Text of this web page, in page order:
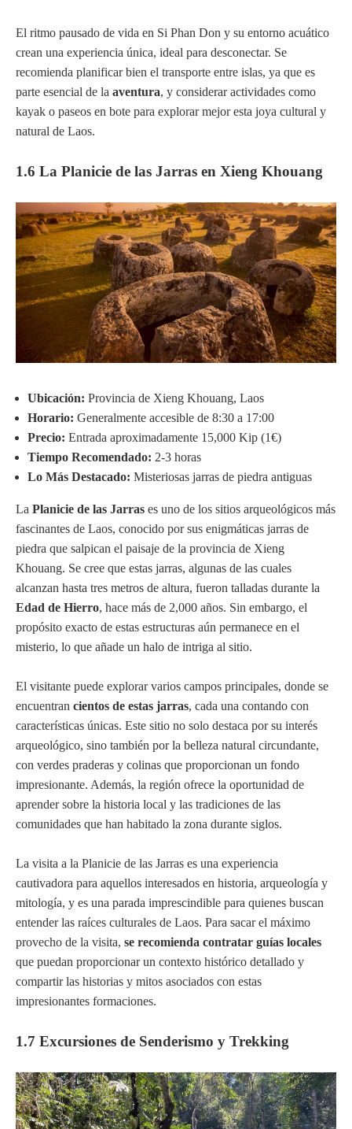
El ritmo pausado de vida en Si Phan Don y su entorno acuático
crean una experiencia única, ideal para desconectar. Se
recomienda planificar bien el transporte entre islas, ya que es
parte esencial de la aventura, y considerar actividades como
kayak o paseos en bote para explorar mejor esta joya cultural y
natural de Laos.
1.6 La Planicie de las Jarras en Xieng Khouang
Ubicación: Provincia de Xieng Khouang, Laos
Horario: Generalmente accesible de 8:30 a 17:00
Precio: Entrada aproximadamente 15,000 Kip (1€)
Tiempo Recomendado: 2-3 horas
Lo Más Destacado: Misteriosas jarras de piedra antiguas
La Planicie de las Jarras es uno de los sitios arqueológicos más
fascinantes de Laos, conocido por sus enigmáticas jarras de
piedra que salpican el paisaje de la provincia de Xieng
Khouang. Se cree que estas jarras, algunas de las cuales
alcanzan hasta tres metros de altura, fueron talladas durante la
Edad de Hierro, hace más de 2,000 años. Sin embargo, el
propósito exacto de estas estructuras aún permanece en el
misterio, lo que añade un halo de intriga al sitio.
El visitante puede explorar varios campos principales, donde se
encuentran cientos de estas jarras, cada una contando con
características únicas. Este sitio no solo destaca por su interés
arqueológico, sino también por la belleza natural circundante,
con verdes praderas y colinas que proporcionan un fondo
impresionante. Además, la región ofrece la oportunidad de
aprender sobre la historia local y las tradiciones de las
comunidades que han habitado la zona durante siglos.
La visita a la Planicie de las Jarras es una experiencia
cautivadora para aquellos interesados en historia, arqueología y
mitología, y es una parada imprescindible para quienes buscan
entender las raíces culturales de Laos. Para sacar el máximo
provecho de la visita, se recomienda contratar guías locales
que puedan proporcionar un contexto histórico detallado y
compartir las historias y mitos asociados con estas
impresionantes formaciones.
1.7 Excursiones de Senderismo y Trekking